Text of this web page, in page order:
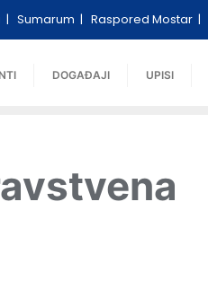
Sumarum Raspored Mostar
DOGAĐAJI UPISI